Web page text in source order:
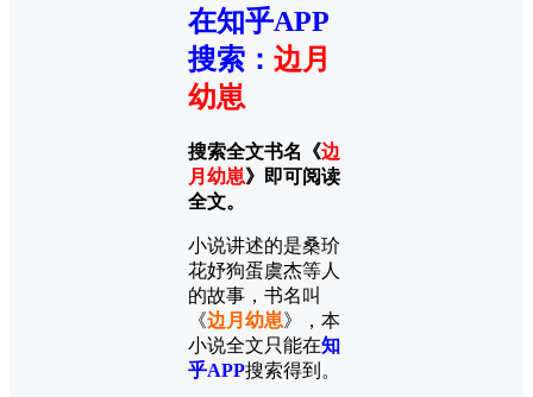
在知乎APP
搜索 ： 边月
幼崽
搜索全文书名《边
月幼崽》即可阅读
全文。
小说讲述的是桑玠
花妤狗蛋虞杰等人
的故事，书名叫
《边月幼崽》，本
小说全文只能在知
乎APP搜索得到。